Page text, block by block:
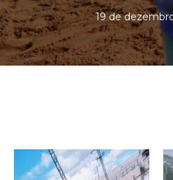
19 de